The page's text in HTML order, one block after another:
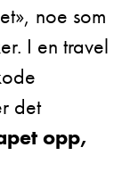
noe som
I en travel
det
opp,